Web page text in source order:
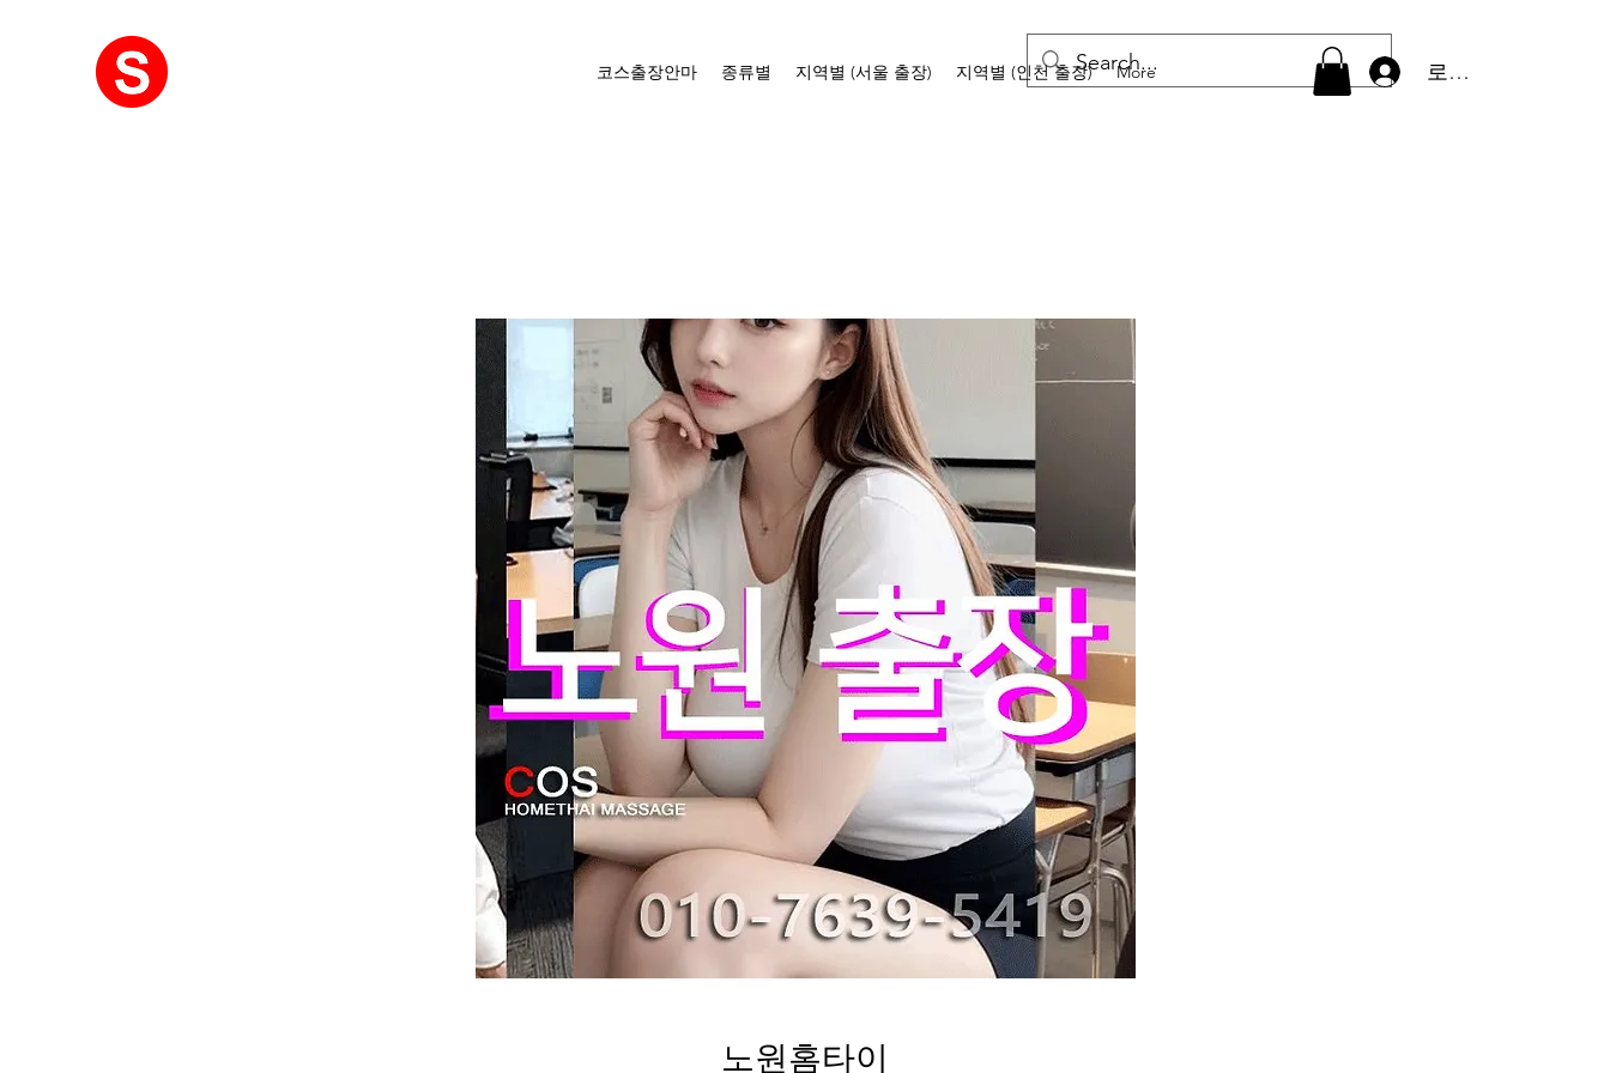
코스출장안마 종류별 지역별 (서울 출장) 지역별 (인천 출장) More 로그인
노원홈타이